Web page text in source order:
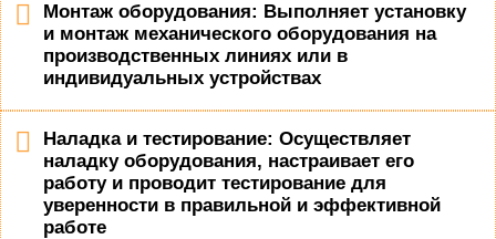
Монтаж оборудования: Выполняет установку
и монтаж механического оборудования на
производственных линиях или в
индивидуальных устройствах
Наладка и тестирование: Осуществляет
наладку оборудования, настраивает его
работу и проводит тестирование для
уверенности в правильной и эффективной
работе